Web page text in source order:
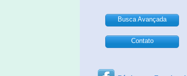
Busca Avançada
Contato